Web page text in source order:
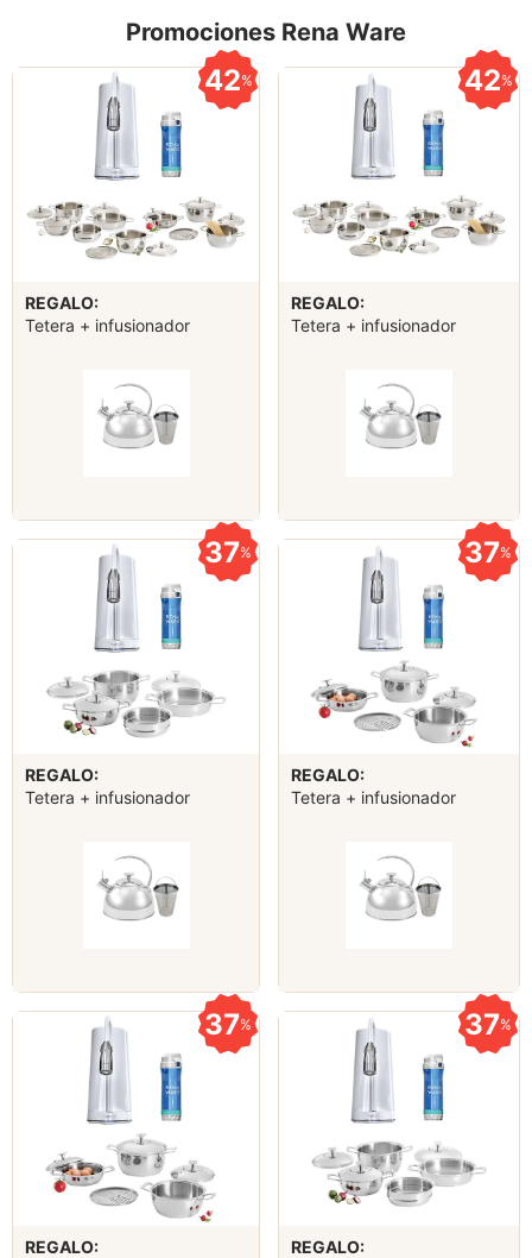
Promociones Rena Ware
42%
REGALO:
Tetera + infusionador
42%
REGALO:
Tetera + infusionador
37%
REGALO:
Tetera + infusionador
37%
REGALO:
Tetera + infusionador
37%
REGALO:
37%
REGALO: